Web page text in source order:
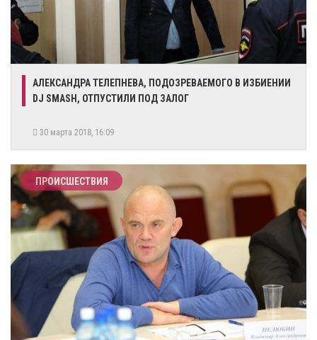
АЛЕКСАНДРА ТЕЛЕПНЕВА, ПОДОЗРЕВАЕМОГО В ИЗБИЕНИИ
DJ SMASH, ОТПУСТИЛИ ПОД ЗАЛОГ
30 марта 2018, 16:09
ПРОИСШЕСТВИЯ